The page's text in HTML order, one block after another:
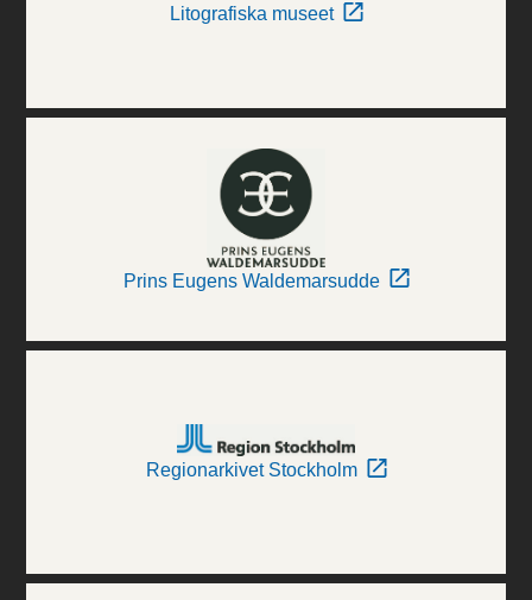
Litografiska museet
Prins Eugens Waldemarsudde
Regionarkivet Stockholm